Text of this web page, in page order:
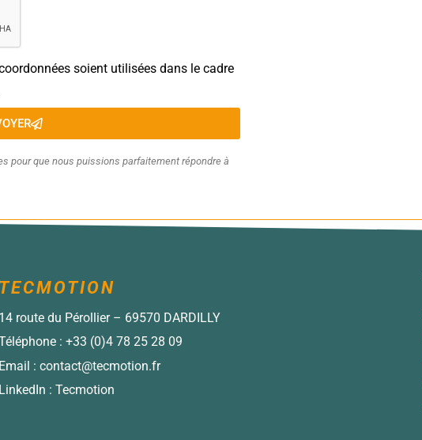
soient utilisées dans le cadre
pour que nous puissions parfaitement répondre à
TECMOTION
14 route du Pérollier – 69570 DARDILLY
: +33 (0)4 78 25 28 09
Email : contact@tecmotion.fr
LinkedIn : Tecmotion